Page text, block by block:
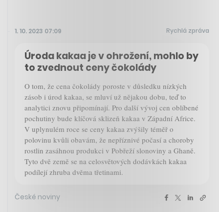
1. 10. 2023 07:09 Rychlá zpráva
Úroda kakaa je v ohrožení, mohlo by
to zvednout ceny čokolády
O tom, že cena čokolády poroste v důsledku nízkých
zásob i úrod kakaa, se mluví už nějakou dobu, teď to
analytici znovu připomínají. Pro další vývoj cen oblíbené
pochutiny bude klíčová sklizeň kakaa v Západní Africe.
V uplynulém roce se ceny kakaa zvýšily téměř o
polovinu kvůli obavám, že nepříznivé počasí a choroby
rostlin zasáhnou produkci v Pobřeží slonoviny a Ghaně.
Tyto dvě země se na celosvětových dodávkách kakaa
podílejí zhruba dvěma třetinami.
České noviny